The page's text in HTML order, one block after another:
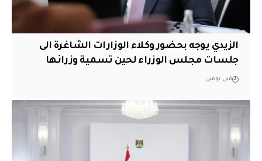
الزيدي يوجه بحضور وكلاء الوزارات الشاغرة الى
جلسات مجلس الوزراء لحين تسمية وزرائها
قبل يومين